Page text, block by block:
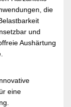
die
und
Aushärtung
eine